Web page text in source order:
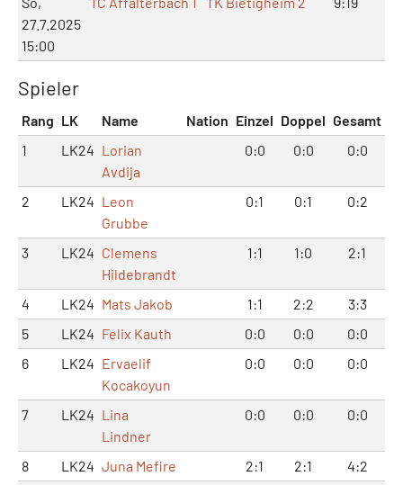
27.7.2025
15:00
Spieler
Rang LK Name Nation Einzel Doppel Gesamt
1
LK24 Lorian
Avdija
0:0 0:0 0:0
2 LK24 Leon
Grubbe
0:1 0:1 0:2
3 LK24 Clemens
Hildebrandt
1:1 1:0 2:1
4 LK24 Mats Jakob 1:1 2:2
3:3
5
LK24 Felix Kauth 0:0 0:0
0:0
6
LK24 Ervaelif
Kocakoyun
0:0 0:0 0:0
7 LK24 Lina
Lindner
0:0 0:0 0:0
8 LK24 Juna Mefire 2:1 2:1
4:2